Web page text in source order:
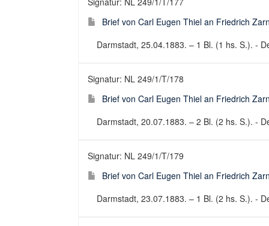
Brief von Carl Eugen Thiel an Friedrich
Darmstadt, 25.04.1883. – 1 Bl. (1 hs. S.). -
Signatur: NL 249/1/T/178
Brief von Carl Eugen Thiel an Friedrich
Darmstadt, 20.07.1883. – 2 Bl. (2 hs. S.). -
Signatur: NL 249/1/T/179
Brief von Carl Eugen Thiel an Friedrich
Darmstadt, 23.07.1883. – 1 Bl. (2 hs. S.). -